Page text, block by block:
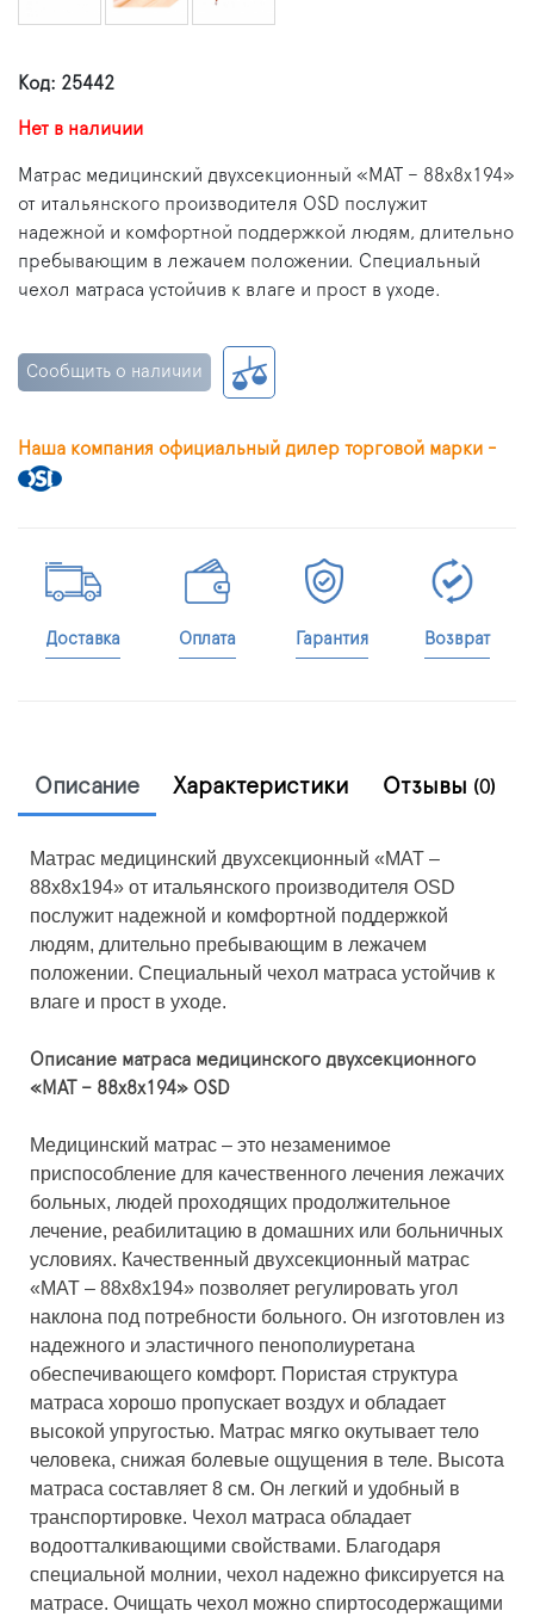
Код: 25442
Нет в наличии
Матрас медицинский двухсекционный «МАТ – 88х8х194»
от итальянского производителя OSD послужит
надежной и комфортной поддержкой людям, длительно
пребывающим в лежачем положении. Специальный
чехол матраса устойчив к влаге и прост в уходе.
Сообщить о наличии
Наша компания официальный дилер торговой марки -
Доставка Оплата Гарантия Возврат
Описание Характеристики Отзывы (0)
Матрас медицинский двухсекционный «МАТ –
88х8х194» от итальянского производителя OSD
послужит надежной и комфортной поддержкой
людям, длительно пребывающим в лежачем
положении. Специальный чехол матраса устойчив к
влаге и прост в уходе.
Описание матраса медицинского двухсекционного
«МАТ – 88х8х194» OSD
Медицинский матрас – это незаменимое
приспособление для качественного лечения лежачих
больных, людей проходящих продолжительное
лечение, реабилитацию в домашних или больничных
условиях. Качественный двухсекционный матрас
«МАТ – 88х8х194» позволяет регулировать угол
наклона под потребности больного. Он изготовлен из
надежного и эластичного пенополиуретана
обеспечивающего комфорт. Пористая структура
матраса хорошо пропускает воздух и обладает
высокой упругостью. Матрас мягко окутывает тело
человека, снижая болевые ощущения в теле. Высота
матраса составляет 8 см. Он легкий и удобный в
транспортировке. Чехол матраса обладает
водоотталкивающими свойствами. Благодаря
специальной молнии, чехол надежно фиксируется на
матрасе. Очищать чехол можно спиртосодержащими